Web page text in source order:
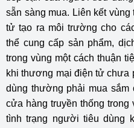
sẵn sàng mua. Liên kết
tử tạo ra môi trường cho
thể cung cấp sản phẩm,
trong vùng một cách thuận
khi thương mại điện tử chưa
dùng thường phải mua sắm
cửa hàng truyền thống trong
tình trạng người tiêu dùng